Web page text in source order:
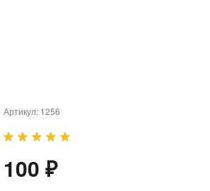
Артикул: 1256
100 ₽